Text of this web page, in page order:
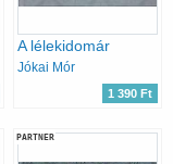
A lélekidomár
Jókai Mór
1 390 Ft
PARTNER